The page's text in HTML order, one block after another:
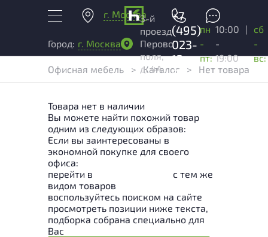
г. Москва
+7
(495)
023-
13-
03
Город: г. Москва
3-й
проезд
Перово
поля,
д. 4А
пн
-
пт:
10:00
-
19:00
|
сб
-
вс:
Офисная мебель
> Каталог > Нет товара
Товара нет в наличии
Вы можете найти похожий товар
одним из следующих образов:
Если вы заинтересованы в
экономной покупке для своего
офиса:
перейти в
с тем же
видом товаров
воспользуйтесь поиском на сайте
просмотреть позиции ниже текста,
подборка собрана специально для
Вас